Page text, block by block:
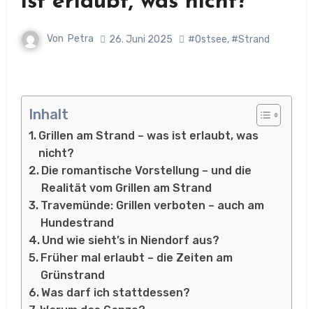
Von Petra 26. Juni 2025 #Ostsee, #Strand
Inhalt
Grillen am Strand – was ist erlaubt, was
nicht?
Die romantische Vorstellung – und die
Realität vom Grillen am Strand
Travemünde: Grillen verboten – auch am
Hundestrand
Und wie sieht’s in Niendorf aus?
Früher mal erlaubt – die Zeiten am
Grünstrand
Was darf ich stattdessen?